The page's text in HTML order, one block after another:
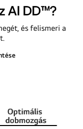
AI DD™?
és felismeri a